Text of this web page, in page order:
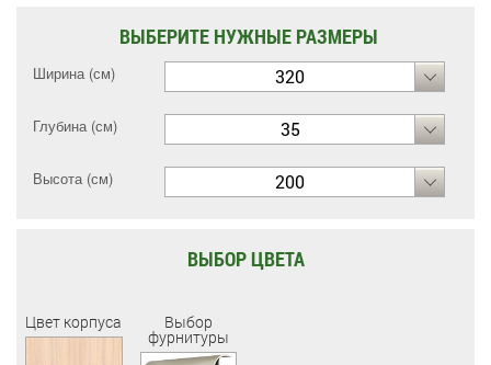
ВЫБЕРИТЕ НУЖНЫЕ РАЗМЕРЫ
Ширина (см) 320
Глубина (см) 35
Высота (см) 200
ВЫБОР ЦВЕТА
Цвет корпуса Выбор
фурнитуры